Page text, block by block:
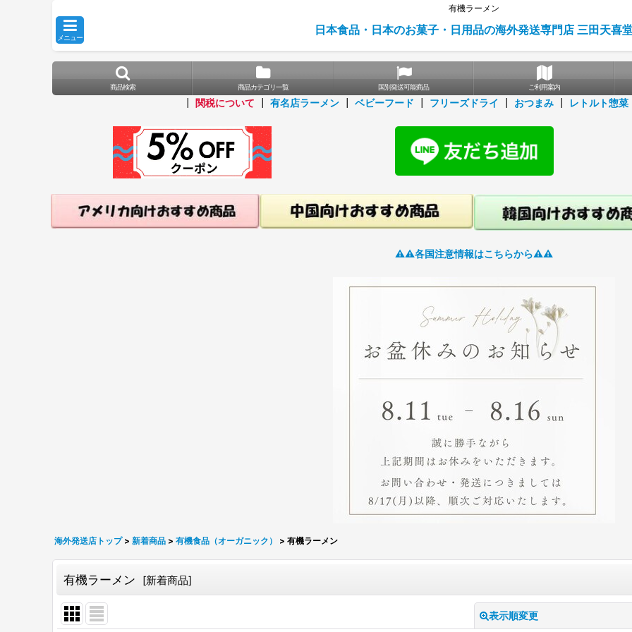
有機ラーメン
メニュー
日本食品・日本のお菓子・日用品の海外発送専門店 三田天喜
商品検索 商品カテゴリ一覧 国別発送可能商品 ご利用案内
関税について 有名店ラーメン ベビーフード フリーズドライ おつまみ レトルト惣菜
⚠️⚠️各国注意情報はこちらから⚠️⚠️
海外発送店トップ > 新着商品 > 有機食品（オーガニック） > 有機ラーメン
有機ラーメン [新着商品]
表示順変更